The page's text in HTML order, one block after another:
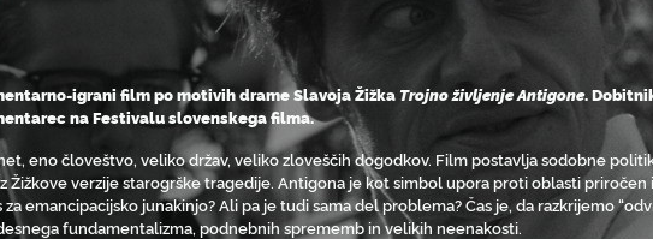
igrani film po motivih drame Slavoja Žižka Trojno življenje Antigone.
na Festivalu slovenskega filma.
eno človeštvo, veliko držav, veliko zloveščih dogodkov. Film postavlja sodobne
Žižkove verzije starogrške tragedije. Antigona je kot simbol upora proti oblasti priročen
za emancipacijsko junakinjo? Ali pa je tudi sama del problema? Čas je, da razkrijemo
fundamentalizma, podnebnih sprememb in velikih neenakosti.